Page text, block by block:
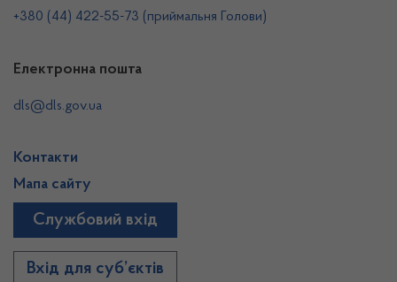
+380 (44) 422-55-73 (приймальня Голови)
Електронна пошта
dls@dls.gov.ua
Контакти
Мапа сайту
Службовий вхід
Вхід для суб’єктів